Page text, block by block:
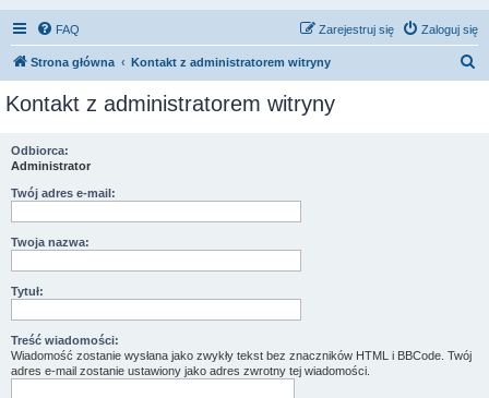
FAQ Zaloguj się
Zarejestruj się
Strona główna Kontakt z administratorem witryny
Kontakt z administratorem witryny
Odbiorca:
Administrator
Twój adres e-mail:
Twoja nazwa:
Tytuł:
Treść wiadomości:
Wiadomość zostanie wysłana jako zwykły tekst bez znaczników HTML i BBCode. Twój
adres e-mail zostanie ustawiony jako adres zwrotny tej wiadomości.